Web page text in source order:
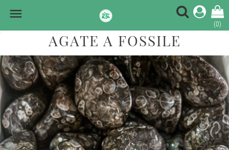

(0)
AGATE A FOSSILE